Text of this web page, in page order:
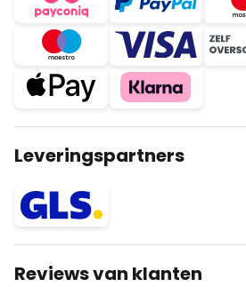
Leveringspartners
Reviews van klanten